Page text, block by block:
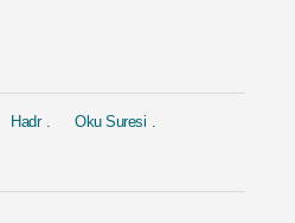
Hadr Oku Suresi